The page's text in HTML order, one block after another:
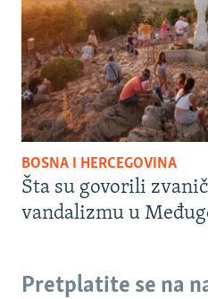
BOSNA I HERCEGOVINA
Šta su govorili
vandalizmu u
Pretplatite se na